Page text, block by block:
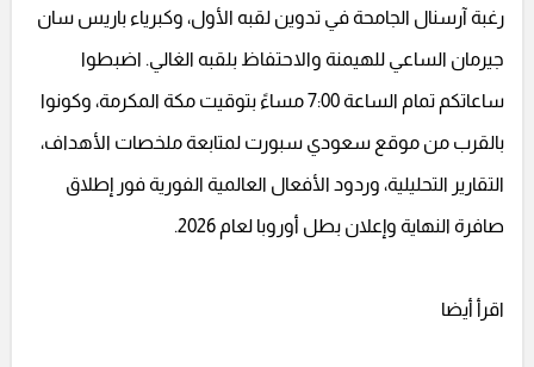
رغبة آرسنال الجامحة في تدوين لقبه الأول، وكبرياء باريس سان
جيرمان الساعي للهيمنة والاحتفاظ بلقبه الغالي. اضبطوا
ساعاتكم تمام الساعة 7:00 مساءً بتوقيت مكة المكرمة، وكونوا
بالقرب من موقع سعودي سبورت لمتابعة ملخصات الأهداف،
التقارير التحليلية، وردود الأفعال العالمية الفورية فور إطلاق
صافرة النهاية وإعلان بطل أوروبا لعام 2026.
اقرأ أيضا